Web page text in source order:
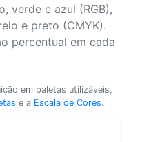
verde e azul (RGB),
e preto (CMYK).
percentual em cada
em paletas utilizáveis,
e a Escala de Cores.